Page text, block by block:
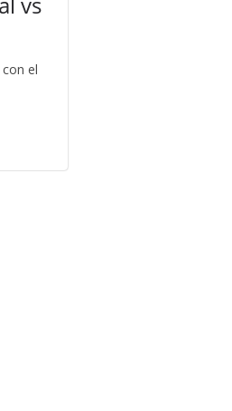
el